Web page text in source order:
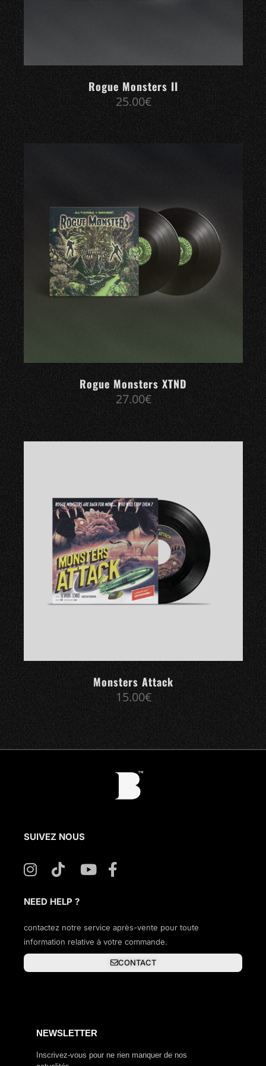
Rogue Monsters II
25.00€
Rogue Monsters XTND
27.00€
Monsters Attack
15.00€
SUIVEZ NOUS
NEED HELP ?
contactez notre service après-vente pour toute
information relative à votre commande.
CONTACT
NEWSLETTER
Inscrivez-vous pour ne rien manquer de nos